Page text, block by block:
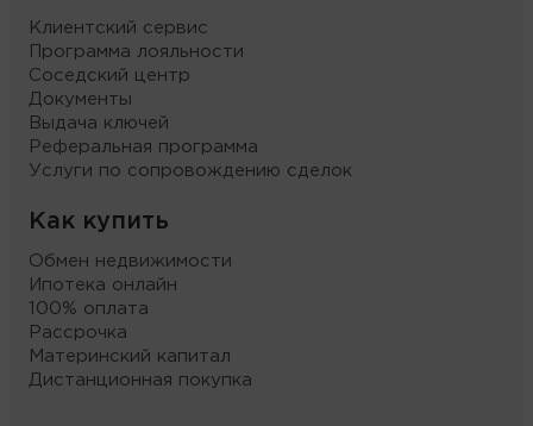
Клиентский сервис
Программа лояльности
Соседский центр
Документы
Выдача ключей
Реферальная программа
Услуги по сопровождению сделок
Как купить
Обмен недвижимости
Ипотека онлайн
100% оплата
Рассрочка
Материнский капитал
Дистанционная покупка